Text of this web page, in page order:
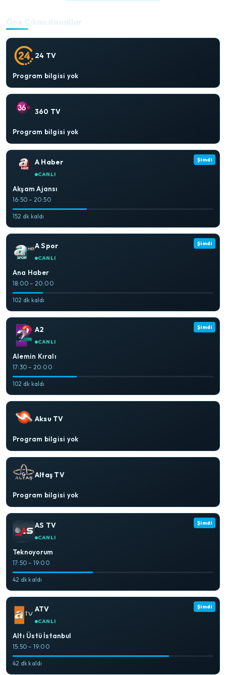
Öne Çıkan Kanallar
24 TV
Program bilgisi yok
360 TV
Program bilgisi yok
Şimdi
A Haber
CANLI
Akşam Ajansı
16:50 – 20:50
152 dk kaldı
Şimdi
A Spor
CANLI
Ana Haber
18:00 – 20:00
102 dk kaldı
Şimdi
A2
CANLI
Alemin Kıralı
17:30 – 20:00
102 dk kaldı
Aksu TV
Program bilgisi yok
Altaş TV
Program bilgisi yok
Şimdi
AS TV
CANLI
Teknoyorum
17:50 – 19:00
42 dk kaldı
Şimdi
ATV
CANLI
Altı Üstü İstanbul
15:50 – 19:00
42 dk kaldı